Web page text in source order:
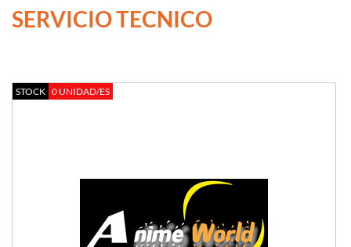
SERVICIO TECNICO
STOCK 0 UNIDAD/ES